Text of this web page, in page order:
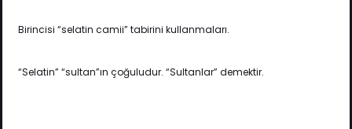
Birincisi “selatin camii” tabirini kullanmaları.
“Selatin” “sultan”ın çoğuludur. “Sultanlar” demektir.